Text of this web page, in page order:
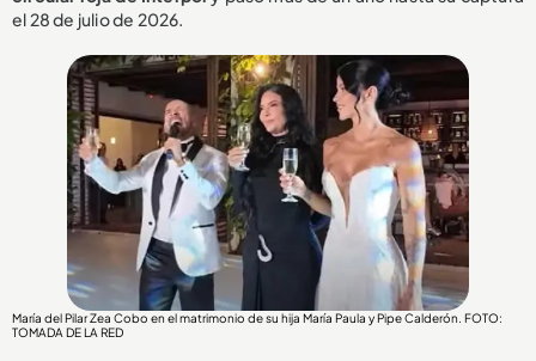
el 28 de julio de 2026.
María del Pilar Zea Cobo en el matrimonio de su hija María Paula y Pipe Calderón. FOTO:
TOMADA DE LA RED